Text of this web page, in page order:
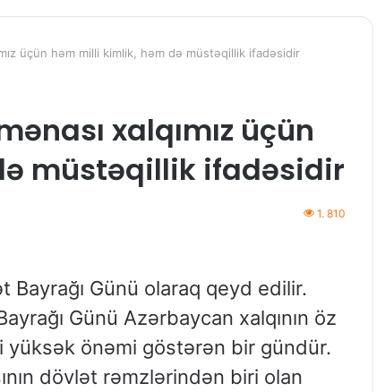
üçün həm milli kimlik, həm də müstəqillik ifadəsidir
xalqımız üçün
müstəqillik ifadəsidir
1. 810
Günü olaraq qeyd edilir.
Günü Azərbaycan xalqının öz
önəmi göstərən bir gündür.
dövlət rəmzlərindən biri olan